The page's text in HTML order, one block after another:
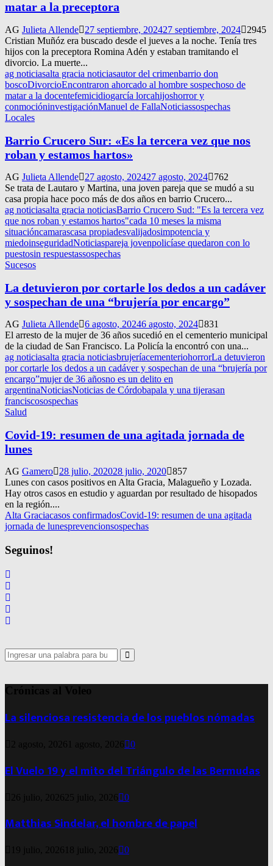
matar a la preceptora
AG Julieta Allende 27 septiembre, 202427 septiembre, 2024
2945
Cristian Muñóz era buscado desde el jueves a la noche. Tenía tres
hijos con la preceptora Romina Adén y estaban tramitando el
divorcio. La muerte...
ag noticiasalta gracia noticiasautor del crimenbarrio don
boscoDivorcioEncontraron ahorcado al hombre sospechoso de
matar a la docentefemicidiogarcía lorcahijoshorror y
conmocióninvestigaciónManuel de FallaNoticiassospechas
Locales
Barrio Crucero Sur: «Es la tercera vez que nos
roban y estamos hartos»
AG Julieta Allende 27 agosto, 202427 agosto, 2024
762
Se trata de Lautaro y Martina, una joven pareja que se mudó a su
casa propia hace poco más de dos años en barrio Crucero...
ag noticiasalta gracia noticiasBarrio Crucero Sud: "Es la tercera vez
que nos roban y estamos hartos"cada 10 meses la misma
situacióncamarascasa propiadesvalijadosimpotencia y
miedoinseguridadNoticiaspareja jovenpolicíase quedaron con lo
puestosin respuestassospechas
Sucesos
La detuvieron por cortarle los dedos a un cadáver
y sospechan de una “brujería por encargo”
AG Julieta Allende 6 agosto, 20246 agosto, 2024 831
El arresto de la mujer de 36 años sucedió en el cementerio municipal
de la ciudad de San Francisco. La Policía la encontró con una...
ag noticiasalta gracia noticiasbrujeríacementeriohorrorLa detuvieron
por cortarle los dedos a un cadáver y sospechan de una “brujería por
encargo”mujer de 36 añosno es un delito en
argentinaNoticiasNoticias de Córdobapala y una tijerasan
franciscosospechas
Salud
Covid-19: resumen de una agitada jornada de
lunes
AG Gamero 28 julio, 202028 julio, 2020 857
Lunes con casos positivos en Alta Gracia, Malagueño y Lozada.
Hay otros casos en estudio y aguardan por resultado de hisopados
en la región....
Alta Graciacasos confirmadosCovid-19: resumen de una agitada
jornada de lunesprevencionsospechas
Seguinos!
Search
for:
Search
Crónicas al Voleo
La silenciosa resistencia de los pueblos nómadas
2 agosto, 2026 1 agosto, 2026 0
El Vuelo 19 y el mito del Triángulo de las Bermudas
26 julio, 2026 25 julio, 2026 0
Matthias Sindelar, el hombre de papel
19 julio, 2026 18 julio, 2026 0